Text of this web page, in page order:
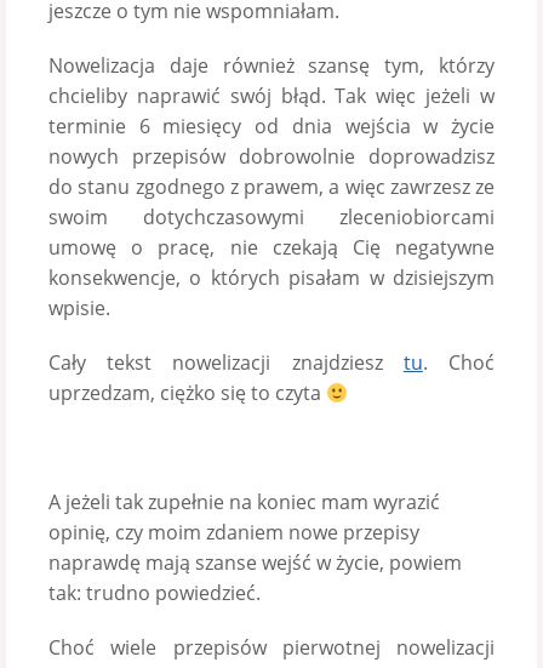
jeszcze o tym nie wspomniałam.
Nowelizacja daje również szansę tym, którzy
chcieliby naprawić swój błąd. Tak więc jeżeli w
terminie 6 miesięcy od dnia wejścia w życie
nowych przepisów dobrowolnie doprowadzisz
do stanu zgodnego z prawem, a więc zawrzesz ze
swoim dotychczasowymi zleceniobiorcami
umowę o pracę, nie czekają Cię negatywne
konsekwencje, o których pisałam w dzisiejszym
wpisie.
Cały tekst nowelizacji znajdziesz tu. Choć
uprzedzam, ciężko się to czyta
A jeżeli tak zupełnie na koniec mam wyrazić
opinię, czy moim zdaniem nowe przepisy
naprawdę mają szanse wejść w życie, powiem
tak: trudno powiedzieć.
Choć wiele przepisów pierwotnej nowelizacji